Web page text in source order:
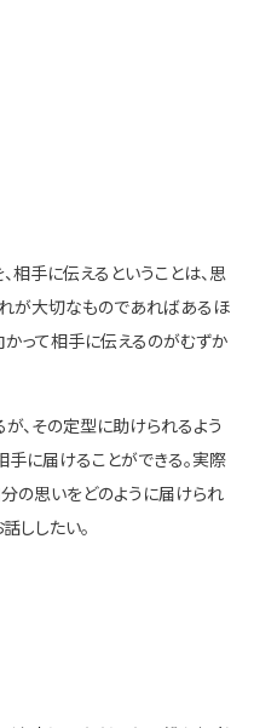
相手に伝えるということは、思
が大切なものであればあるほ
かって相手に伝えるのがむずか
、その定型に助けられるよう
手に届けることができる。実際
の思いをどのように届けられ
ししたい。